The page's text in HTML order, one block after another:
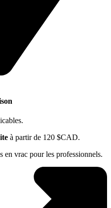
à partir de 120 $CAD.
en vrac pour les professionnels.